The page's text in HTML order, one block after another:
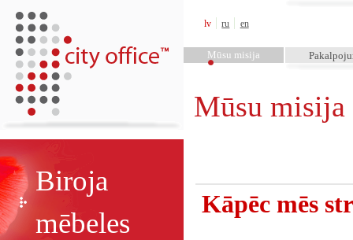
lv ru en
Mūsu misija
Mūsu misija
Biroja
mēbeles
Kāpēc mēs